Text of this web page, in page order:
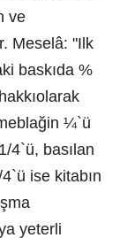
ve
Meselâ: "Ilk
baskıda %
¼`ü
4`ü, basılan
ise kitabın
yeterli